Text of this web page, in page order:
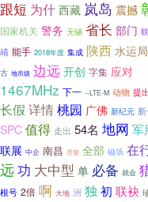
跟短 为什 西藏 岚岛 震撼
国家机关 警务 无锡 省长 部门
靖 能手 2018年度 集成 陕西 水运局
古 地市级 边远 开创 字集 应对
1467MHz 下一 --LTE-M 动物 提
长假 详情桃园 广佛 新纪元
SPC 值得 走出 54名 地网 军
联展 中企 南昌 尽管 全部 磁场 在
远功 大中型 单 必备 就会
根号 2倍 啊 大地 洲 独 初 联袂